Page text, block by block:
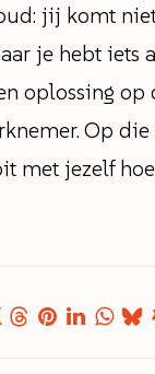
jij komt
je hebt iets
oplossing op
Op
met jezelf